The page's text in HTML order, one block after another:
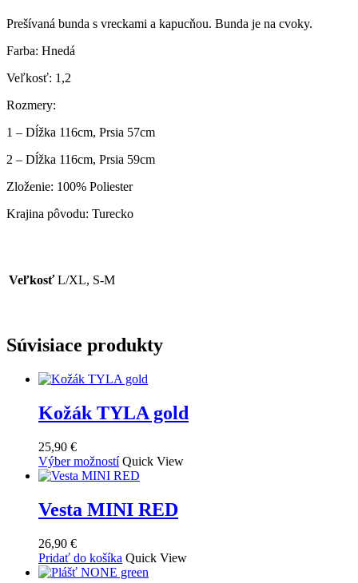
Prešívaná bunda s vreckami a kapucňou. Bunda je na cvoky.
Farba: Hnedá
Veľkosť: 1,2
Rozmery:
1 – Dĺžka 116cm, Prsia 57cm
2 – Dĺžka 116cm, Prsia 59cm
Zloženie: 100% Poliester
Krajina pôvodu: Turecko
Veľkosť L/XL, S-M
Súvisiace produkty
Kožák TYLA gold
25,90 €
Výber možností Tento
produkt
viacero
variantov.
môžete
vybrať
Quick View
Vesta MINI RED
26,90 €
Pridať do košíka Quick View